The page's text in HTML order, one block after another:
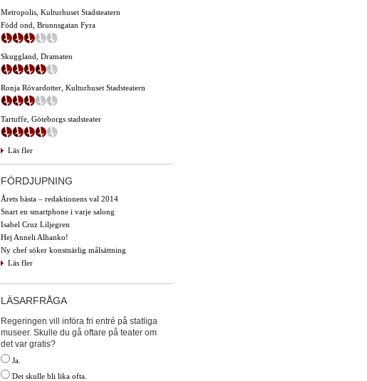
Metropolis, Kulturhuset Stadsteatern
Född ond, Brunnsgatan Fyra
Skuggland, Dramaten
Ronja Rövardotter, Kulturhuset Stadsteatern
Tartuffe, Göteborgs stadsteater
Läs fler
FÖRDJUPNING
Årets bästa – redaktionens val 2014
Snart en smartphone i varje salong
Isabel Cruz Liljegren
Hej Anneli Alhanko!
Ny chef söker konstnärlig målsättning
Läs fler
LÄSARFRÅGA
Regeringen vill införa fri entré på statliga
museer. Skulle du gå oftare på teater om
det var gratis?
Ja.
Det skulle bli lika ofta.